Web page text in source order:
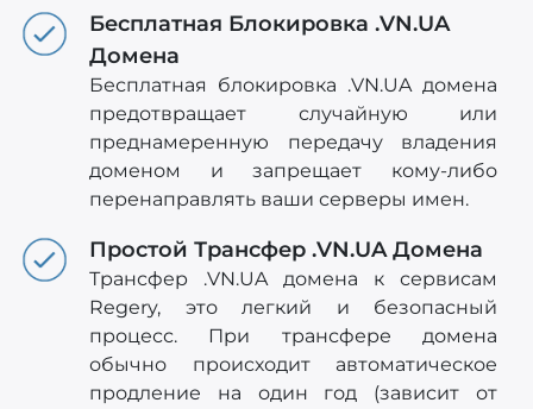
Бесплатная Блокировка .VN.UA
Домена
Бесплатная блокировка .VN.UA домена
предотвращает случайную или
преднамеренную передачу владения
доменом и запрещает кому-либо
перенаправлять ваши серверы имен.
Простой Трансфер .VN.UA Домена
Трансфер .VN.UA домена к сервисам
Regery, это легкий и безопасный
процесс. При трансфере домена
обычно происходит автоматическое
продление на один год (зависит от